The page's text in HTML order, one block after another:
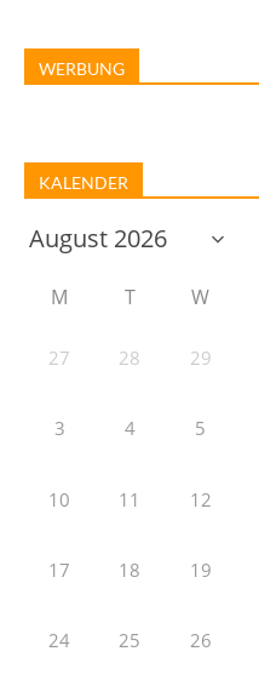
WERBUNG
KALENDER
M T W
27 28 29
3 4 5
10 11 12
17 18 19
24 25 26